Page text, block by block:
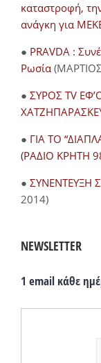
καταστροφή,
ανάγκη για
● PRAVDA :
Ρωσία
● ΣΥΡΟΣ TV
● ΓΙΑ ΤΟ
(ΡΑΔΙΟ ΚΡΗΤΗ
● ΣΥΝΕΝΤΕΥΞΗ
2014)
NEWSLETTER
1 email κάθε